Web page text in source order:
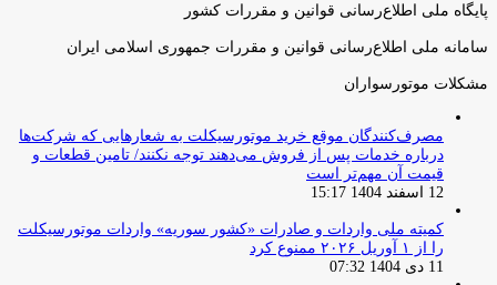
پایگاه ملی اطلاع‌رسانی قوانین و مقررات کشور
سامانه ملی اطلاع‌رسانی قوانین و مقررات جمهوری اسلامی ایران
مشکلات موتورسواران
مصرف‌کنندگان موقع خرید موتورسیکلت به شعارهایی که شرکت‌ها
درباره خدمات پس از فروش می‌دهند توجه نکنند/ تامین قطعات و
قیمت آن مهم‌تر است
12 اسفند 1404 15:17
کمیته ملی واردات و صادرات «کشور سوریه» واردات موتورسیکلت
را از ۱ آوریل ۲۰۲۶ ممنوع کرد
11 دی 1404 07:32